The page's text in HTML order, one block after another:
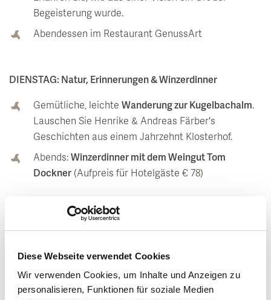
Diese Webseite verwendet Cookies
Wir verwenden Cookies, um Inhalte und Anzeigen zu
personalisieren, Funktionen für soziale Medien
Begeisterung wurde.
Abendessen im Restaurant GenussArt
DIENSTAG: Natur, Erinnerungen & Winzerdinner
Gemütliche, leichte Wanderung zur Kugelbachalm.
Lauschen Sie Henrike & Andreas Färber's
Geschichten aus einem Jahrzehnt Klosterhof.
Abends: Winzerdinner mit dem Weingut Tom
Dockner (Aufpreis für Hotelgäste € 78)
MITTWOCH: Floristik & Silent Swimming
Floristin Maria.Gestalten Sie selbst ein kleines
Stück Klosterhof-Atmosphäre.